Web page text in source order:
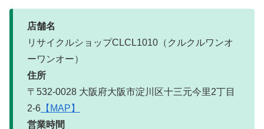
店舗名
リサイクルショップCLCL1010（クルクルワンオ
ーワンオー）
住所
〒532-0028 大阪府大阪市淀川区十三元今里2丁目
2-6 【MAP】
営業時間